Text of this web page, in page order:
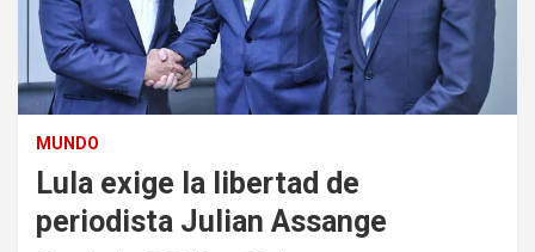
MUNDO
Lula exige la libertad de
periodista Julian Assange